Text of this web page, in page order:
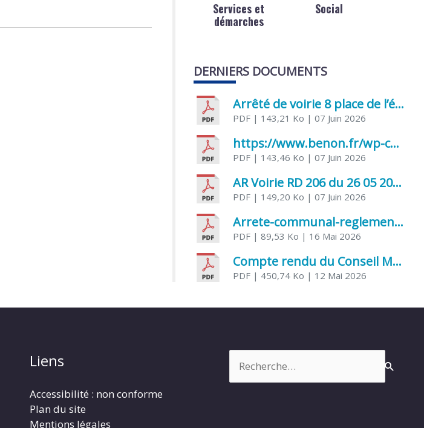
Services et
démarches
Social
DERNIERS DOCUMENTS
Arrêté de voirie 8 place de l’église 17170 Benon
PDF | 143,21 Ko | 07 Juin 2026
https://www.benon.fr/wp-content/uploads/2026/06/AR-Voirie-Chemin-de-Lafond-du-26-05-2026.pdf
PDF | 143,46 Ko | 07 Juin 2026
AR Voirie RD 206 du 26 05 2026
PDF | 149,20 Ko | 07 Juin 2026
Arrete-communal-reglemenatnt-des-bruits-de-voisinage-et-des-activites-bruyantes
PDF | 89,53 Ko | 16 Mai 2026
Compte rendu du Conseil Municipal du 06 mai 2026
PDF | 450,74 Ko | 12 Mai 2026
Liens
Accessibilité : non conforme
Plan du site
Mentions légales